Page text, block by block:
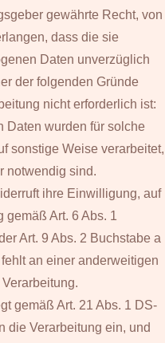
gewährte Recht, von
dass die sie
Daten unverzüglich
der folgenden Gründe
nicht erforderlich ist:
Daten wurden für solche
sonstige Weise verarbeitet,
notwendig sind.
ihre Einwilligung, auf
gemäß Art. 6 Abs. 1
Art. 9 Abs. 2 Buchstabe a
an einer anderweitigen
gemäß Art. 21 Abs. 1 DS-
die Verarbeitung ein, und